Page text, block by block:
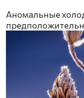
Аномальные